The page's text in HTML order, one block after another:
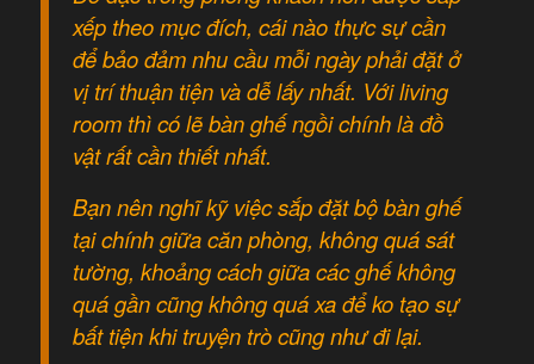
xếp theo mục đích, cái nào thực sự cần
để bảo đảm nhu cầu mỗi ngày phải đặt ở
vị trí thuận tiện và dễ lấy nhất. Với living
room thì có lẽ bàn ghế ngồi chính là đồ
vật rất cần thiết nhất.
Bạn nên nghĩ kỹ việc sắp đặt bộ bàn ghế
tại chính giữa căn phòng, không quá sát
tường, khoảng cách giữa các ghế không
quá gần cũng không quá xa để ko tạo sự
bất tiện khi truyện trò cũng như đi lại.